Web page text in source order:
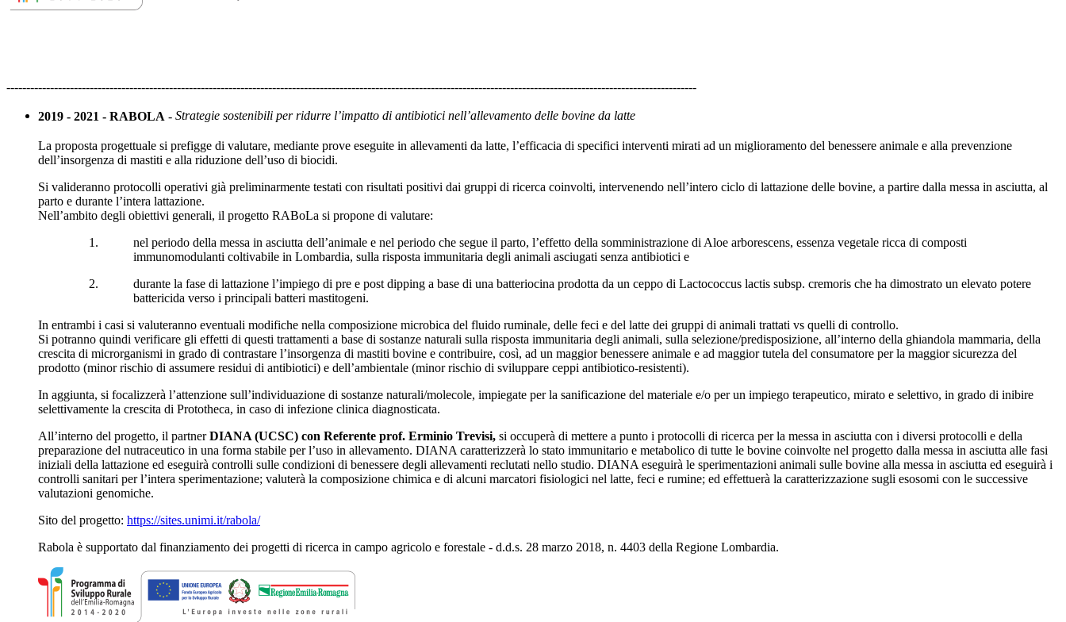
------------------------------------------------------------------------------------------------------------------------------------------------------------------------------
2019 - 2021 - RABOLA - Strategie sostenibili per ridurre l’impatto di antibiotici nell’allevamento delle bovine da latte
La proposta progettuale si prefigge di valutare, mediante prove eseguite in allevamenti da latte, l’efficacia di specifici interventi mirati ad un miglioramento del benessere animale e alla prevenzione
dell’insorgenza di mastiti e alla riduzione dell’uso di biocidi.
Si valideranno protocolli operativi già preliminarmente testati con risultati positivi dai gruppi di ricerca coinvolti, intervenendo nell’intero ciclo di lattazione delle bovine, a partire dalla messa in asciutta, al
parto e durante l’intera lattazione.
Nell’ambito degli obiettivi generali, il progetto RABoLa si propone di valutare:
nel periodo della messa in asciutta dell’animale e nel periodo che segue il parto, l’effetto della somministrazione di Aloe arborescens, essenza vegetale ricca di composti
immunomodulanti coltivabile in Lombardia, sulla risposta immunitaria degli animali asciugati senza antibiotici e
durante la fase di lattazione l’impiego di pre e post dipping a base di una batteriocina prodotta da un ceppo di Lactococcus lactis subsp. cremoris che ha dimostrato un elevato potere
battericida verso i principali batteri mastitogeni.
In entrambi i casi si valuteranno eventuali modifiche nella composizione microbica del fluido ruminale, delle feci e del latte dei gruppi di animali trattati vs quelli di controllo.
Si potranno quindi verificare gli effetti di questi trattamenti a base di sostanze naturali sulla risposta immunitaria degli animali, sulla selezione/predisposizione, all’interno della ghiandola mammaria, della
crescita di microrganismi in grado di contrastare l’insorgenza di mastiti bovine e contribuire, così, ad un maggior benessere animale e ad maggior tutela del consumatore per la maggior sicurezza del
prodotto (minor rischio di assumere residui di antibiotici) e dell’ambientale (minor rischio di sviluppare ceppi antibiotico-resistenti).
In aggiunta, si focalizzerà l’attenzione sull’individuazione di sostanze naturali/molecole, impiegate per la sanificazione del materiale e/o per un impiego terapeutico, mirato e selettivo, in grado di inibire
selettivamente la crescita di Prototheca, in caso di infezione clinica diagnosticata.
All’interno del progetto, il partnerDIANA (UCSC) con Referente prof. Erminio Trevisi, si occuperà di mettere a punto i protocolli di ricerca per la messa in asciutta con i diversi protocolli e della
preparazione del nutraceutico in una forma stabile per l’uso in allevamento. DIANA caratterizzerà lo stato immunitario e metabolico di tutte le bovine coinvolte nel progetto dalla messa in asciutta alle fasi
iniziali della lattazione ed eseguirà controlli sulle condizioni di benessere degli allevamenti reclutati nello studio. DIANA eseguirà le sperimentazioni animali sulle bovine alla messa in asciutta ed eseguirà i
controlli sanitari per l’intera sperimentazione; valuterà la composizione chimica e di alcuni marcatori fisiologici nel latte, feci e rumine; ed effettuerà la caratterizzazione sugli esosomi con le successive
valutazioni genomiche.
Sito del progetto: https://sites.unimi.it/rabola/
Rabola è supportato dal finanziamento dei progetti di ricerca in campo agricolo e forestale - d.d.s. 28 marzo 2018, n. 4403 della Regione Lombardia.